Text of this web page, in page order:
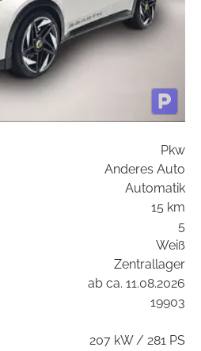
Pkw
Anderes Auto
Automatik
15 km
5
Weiß
Zentrallager
ab ca. 11.08.2026
19903
207 kW / 281 PS